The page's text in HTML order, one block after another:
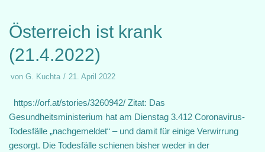
Österreich ist krank
(21.4.2022)
von G. Kuchta 21. April 2022
https://orf.at/stories/3260942/ Zitat: Das
Gesundheitsministerium hat am Dienstag 3.412 Coronavirus-
Todesfälle „nachgemeldet“ – und damit für einige Verwirrung
gesorgt. Die Todesfälle schienen bisher weder in der